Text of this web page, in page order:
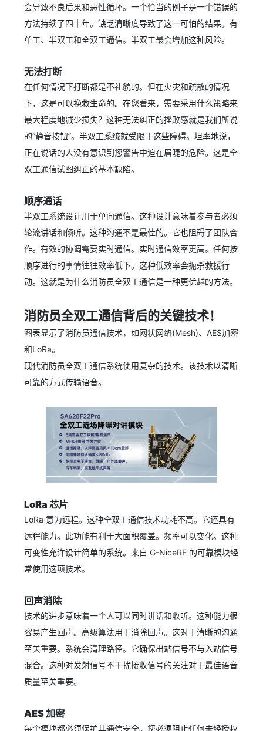
会导致不良后果和恶性循环。一个恰当的例子是一个错误的
方法持续了四十年。缺乏清晰度导致了这一可怕的结果。有
单工、半双工和全双工通信。半双工最会增加这种风险。
无法打断
在任何情况下打断都是不礼貌的。但在火灾和疏散的情况
下，这是可以挽救生命的。在您看来，需要采用什么策略来
最大程度地减少损失？这种无法纠正的挫败感就是我们所说
的“静音按钮”。半双工系统就受限于这些障碍。坦率地说，
正在说话的人没有意识到您警告中迫在眉睫的危险。这是全
双工通信试图纠正的基本缺陷。
顺序通话
半双工系统设计用于单向通信。这种设计意味着参与者必须
轮流讲话和倾听。这种沟通不是最佳的。它也阻碍了团队合
作。有效的协调需要实时通信。实时通信效率更高。任何按
顺序进行的事情往往效率低下。这种低效率会扼杀救援行
动。这就是为什么消防员全双工通信是一种更优越的方法。
消防员全双工通信背后的关键技术！
图表显示了消防员通信技术，如网状网络(Mesh)、AES加密
和LoRa。
现代消防员全双工通信系统使用复杂的技术。该技术以清晰
可靠的方式传输语音。
LoRa 芯片
LoRa 意为远程。这种全双工通信技术功耗不高。它还具有
远程能力。此功能有利于大面积覆盖。频率可以变化。这种
可变性允许设计简单的系统。来自 G-NiceRF 的可靠模块经
常使用这项技术。
回声消除
技术的进步意味着一个人可以同时讲话和收听。这种能力很
容易产生回声。高级算法用于消除回声。这对于清晰的沟通
至关重要。系统会清理路径。它确保出站信号不与入站信号
混合。这种对发射信号不干扰接收信号的关注对于最佳语音
质量至关重要。
AES 加密
每个模块都必须保护其通信安全。您必须阻止任何未经授权